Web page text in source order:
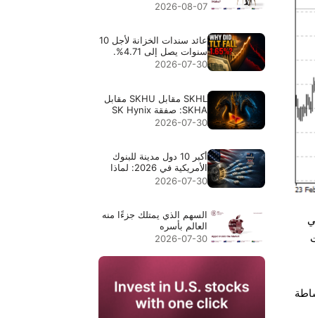
2026-08-07
عائد سندات الخزانة لأجل 10
سنوات يصل إلى 4.71%.
2026-07-30
SKHL مقابل SKHU مقابل
SKHA: صفقة SK Hynix
ذات الرؤوس الثلاثة
2026-07-30
أكبر 10 دول مدينة للبنوك
الأمريكية في 2026: لماذا
تتصدر جزر كايمان المركز
2026-07-30
السهم الذي يمتلك جزءًا منه
العالم بأسره
2026-07-30